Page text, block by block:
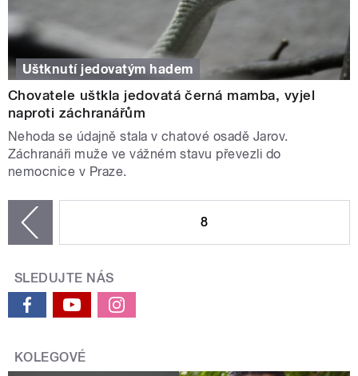
Uštknutí jedovatým hadem
Chovatele uštkla jedovatá černá mamba, vyjel
naproti záchranářům
Nehoda se údajně stala v chatové osadě Jarov.
Záchranáři muže ve vážném stavu převezli do
nemocnice v Praze.
8
SLEDUJTE NÁS
KOLEGOVÉ